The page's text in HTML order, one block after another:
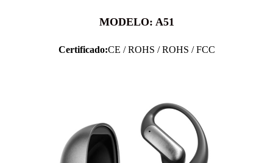
MODELO: A51
Certificado:CE / ROHS / ROHS / FCC